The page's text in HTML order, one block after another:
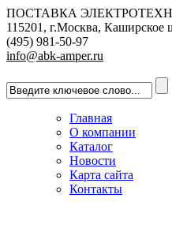
ПОСТАВКА
115201, г.Москва, Каширское
(495) 981-50-97
info@abk-amper.ru
Главная
О компании
Каталог
Новости
Карта сайта
Контакты